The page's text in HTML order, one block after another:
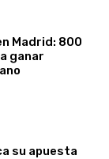
Madrid: 800
ganar
su apuesta